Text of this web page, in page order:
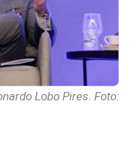
Lobo Pires. Foto: